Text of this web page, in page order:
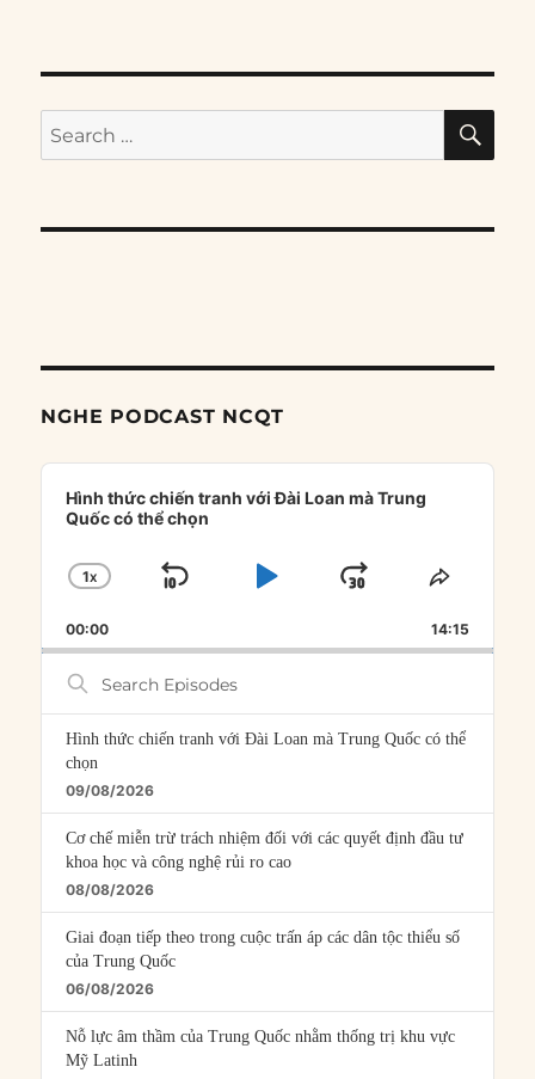
Search
for:
NGHE PODCAST NCQT
Audio
Player
Hình thức chiến tranh với Đài Loan mà Trung
Quốc có thể chọn
CHANGE
RATE
1X
SKIP
PLAYJUMP
FORWARD
SHARE
00:00 14:15
Search
Episodes
Hình thức chiến tranh với Đài Loan mà Trung Quốc có thể
chọn
09/08/2026
Cơ chế miễn trừ trách nhiệm đối với các quyết định đầu tư
khoa học và công nghệ rủi ro cao
08/08/2026
Giai đoạn tiếp theo trong cuộc trấn áp các dân tộc thiểu số
của Trung Quốc
06/08/2026
Nỗ lực âm thầm của Trung Quốc nhằm thống trị khu vực
Mỹ Latinh